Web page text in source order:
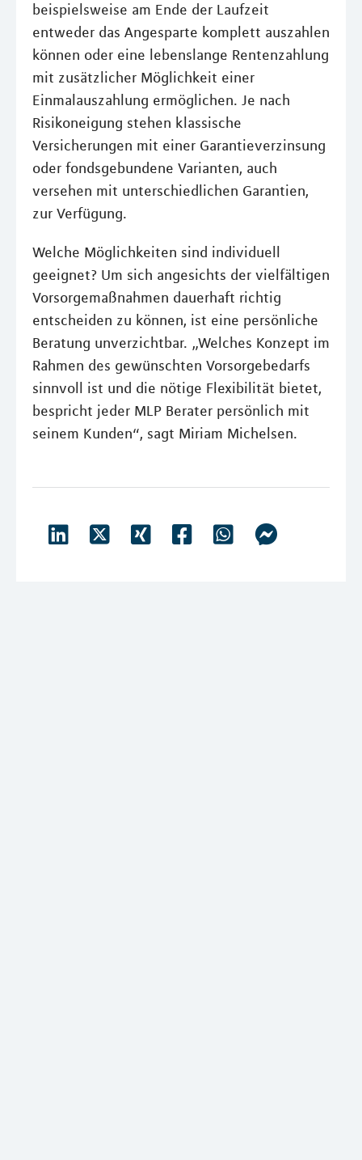
beispielsweise am Ende der Laufzeit
entweder das Angesparte komplett auszahlen
können oder eine lebenslange Rentenzahlung
mit zusätzlicher Möglichkeit einer
Einmalauszahlung ermöglichen. Je nach
Risikoneigung stehen klassische
Versicherungen mit einer Garantieverzinsung
oder fondsgebundene Varianten, auch
versehen mit unterschiedlichen Garantien,
zur Verfügung.
Welche Möglichkeiten sind individuell
geeignet? Um sich angesichts der vielfältigen
Vorsorgemaßnahmen dauerhaft richtig
entscheiden zu können, ist eine persönliche
Beratung unverzichtbar. „Welches Konzept im
Rahmen des gewünschten Vorsorgebedarfs
sinnvoll ist und die nötige Flexibilität bietet,
bespricht jeder MLP Berater persönlich mit
seinem Kunden“, sagt Miriam Michelsen.